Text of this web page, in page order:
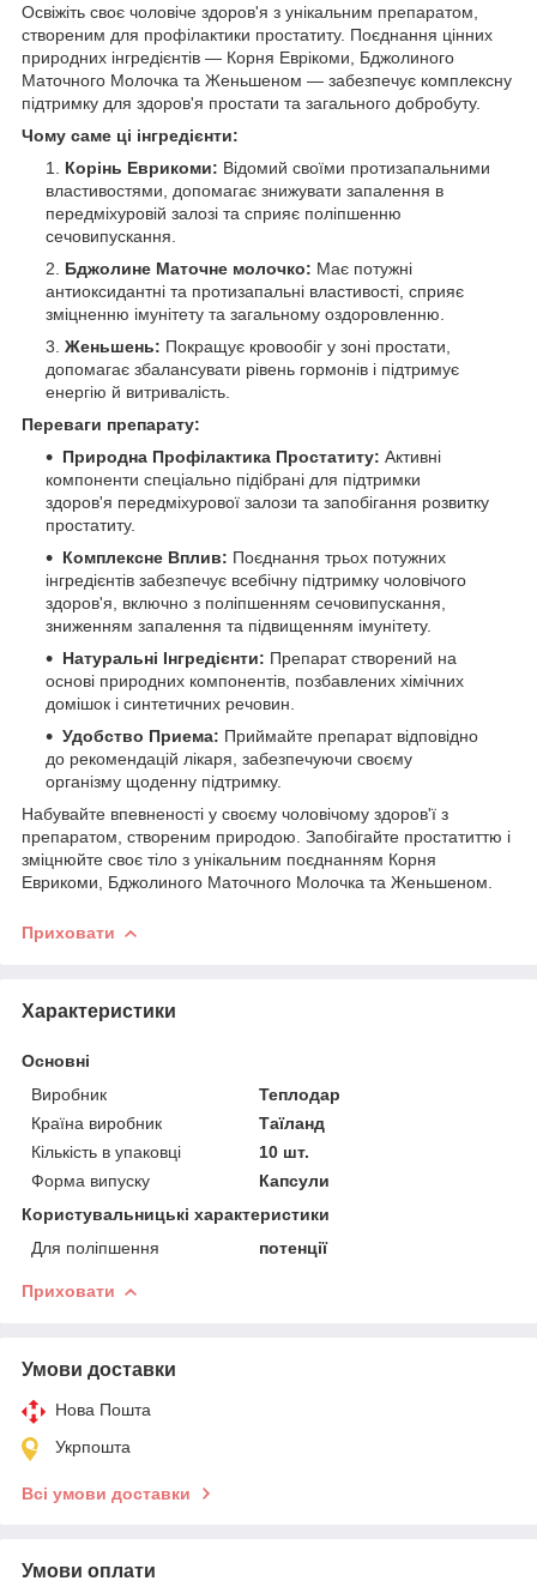
Освіжіть своє чоловіче здоров'я з унікальним препаратом,
створеним для профілактики простатиту. Поєднання цінних
природних інгредієнтів — Корня Еврікоми, Бджолиного
Маточного Молочка та Женьшеном — забезпечує комплексну
підтримку для здоров'я простати та загального добробуту.
Чому саме ці інгредієнти:
Корінь Еврикоми: Відомий своїми протизапальними
властивостями, допомагає знижувати запалення в
передміхуровій залозі та сприяє поліпшенню
сечовипускання.
Бджолине Маточне молочко: Має потужні
антиоксидантні та протизапальні властивості, сприяє
зміцненню імунітету та загальному оздоровленню.
Женьшень: Покращує кровообіг у зоні простати,
допомагає збалансувати рівень гормонів і підтримує
енергію й витривалість.
Переваги препарату:
Природна Профілактика Простатиту: Активні
компоненти спеціально підібрані для підтримки
здоров'я передміхурової залози та запобігання розвитку
простатиту.
Комплексне Вплив: Поєднання трьох потужних
інгредієнтів забезпечує всебічну підтримку чоловічого
здоров'я, включно з поліпшенням сечовипускання,
зниженням запалення та підвищенням імунітету.
Натуральні Інгредієнти: Препарат створений на
основі природних компонентів, позбавлених хімічних
домішок і синтетичних речовин.
Удобство Приема: Приймайте препарат відповідно
до рекомендацій лікаря, забезпечуючи своєму
організму щоденну підтримку.
Набувайте впевненості у своєму чоловічому здоров'ї з
препаратом, створеним природою. Запобігайте простатиттю і
зміцнюйте своє тіло з унікальним поєднанням Корня
Еврикоми, Бджолиного Маточного Молочка та Женьшеном.
Приховати
Характеристики
Основні
Виробник
Теплодар
Країна виробник
Таїланд
Кількість в упаковці
10 шт.
Форма випуску
Капсули
Користувальницькі характеристики
Для поліпшення
потенції
Приховати
Умови доставки
Нова Пошта
Укрпошта
Всі умови доставки
Умови оплати